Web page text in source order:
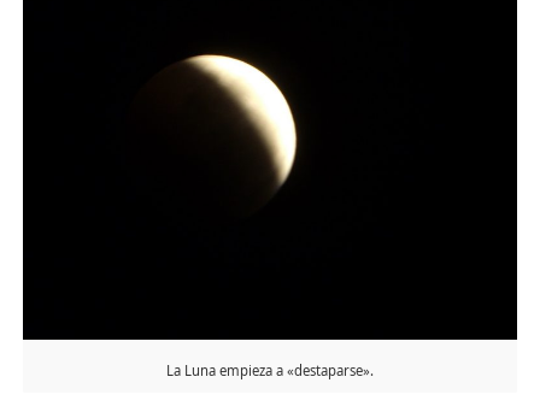
La Luna empieza a «destaparse».